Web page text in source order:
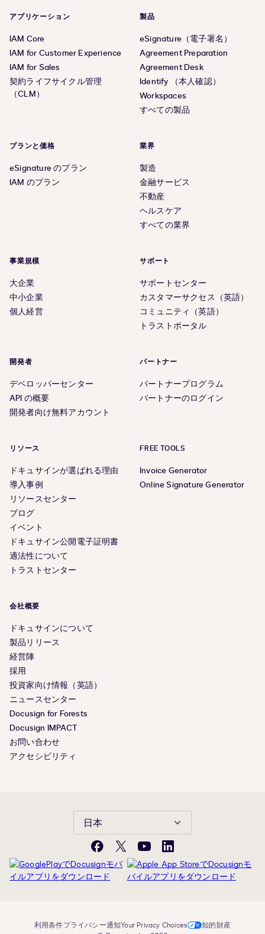
アプリケーション
IAM Core
IAM for Customer Experience
IAM for Sales
契約ライフサイクル管理
（CLM）
製品
eSignature（電子署名）
Agreement Preparation
Agreement Desk
Identify （本人確認）
Workspaces
すべての製品
プランと価格
eSignature のプラン
IAM のプラン
業界
製造
金融サービス
不動産
ヘルスケア
すべての業界
事業規模
大企業
中小企業
個人経営
サポート
サポートセンター
カスタマーサクセス（英語）
コミュニティ（英語）
トラストポータル
開発者
デベロッパーセンター
API の概要
開発者向け無料アカウント
パートナー
パートナープログラム
パートナーのログイン
リソース
ドキュサインが選ばれる理由
導入事例
リソースセンター
ブログ
イベント
ドキュサイン公開電子証明書
適法性について
トラストセンター
FREE TOOLS
Invoice Generator
Online Signature Generator
会社概要
ドキュサインについて
製品リリース
経営陣
採用
投資家向け情報（英語）
ニュースセンター
Docusign for Forests
Docusign IMPACT
お問い合わせ
アクセシビリティ
日本
Facebook
X(旧
Twitter)
YouTubeLinkedIn
利用条件プライバシー通知Your Privacy Choices
知的財産